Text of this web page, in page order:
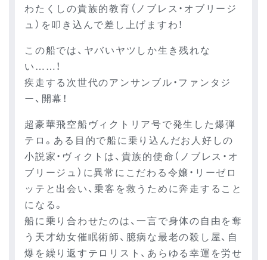
わたくしの貴族的教育（ノブレス・オブリージ
ュ）を叩き込んで差し上げますわ！
この船では、ヤバいヤツしか生き残れな
い……！
疾走する次世代のアンサンブル・ファンタジ
ー、開幕！
超豪華飛空船ヴィクトリア号で発生した爆弾
テロ。ある目的で船に乗り込んだお人好しの
小説家・ヴィクトは、貴族的使命（ノブレス・オ
ブリージュ）に異常にこだわる令嬢・リーゼロ
ッテと出会い、乗客を救うために奔走すること
になる。
船に乗り合わせたのは、一言で身体の自由を奪
う天才幼女催眠術師、臆病な最老の殺し屋、自
爆を繰り返すテロリスト、あらゆる幸運を労せ